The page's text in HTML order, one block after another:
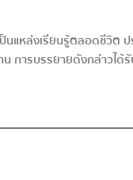
แหล่งเรียนรู้ตลอดชีวิต
การบรรยายดังกล่าวได้